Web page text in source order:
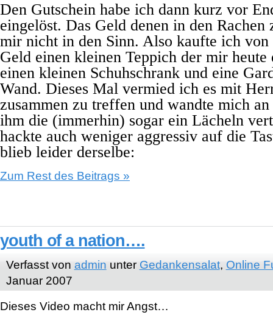
Den Gutschein habe ich dann kurz vor
eingelöst. Das Geld denen in den Rachen
mir nicht in den Sinn. Also kaufte ich von
Geld einen kleinen Teppich der mir heute
einen kleinen Schuhschrank und eine
Wand. Dieses Mal vermied ich es mit
zusammen zu treffen und wandte mich
ihm die (immerhin) sogar ein Lächeln
hackte auch weniger aggressiv auf die
blieb leider derselbe:
Zum Rest des Beitrags »
youth of a nation….
Verfasst von admin unter Gedankensalat, Online
Januar 2007
Dieses Video macht mir Angst…